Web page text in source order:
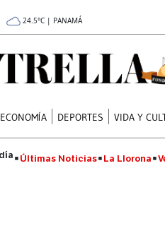
24.5°C | PANAMÁ
ECONOMÍA DEPORTES VIDA Y
Últimas Noticias La Llorona